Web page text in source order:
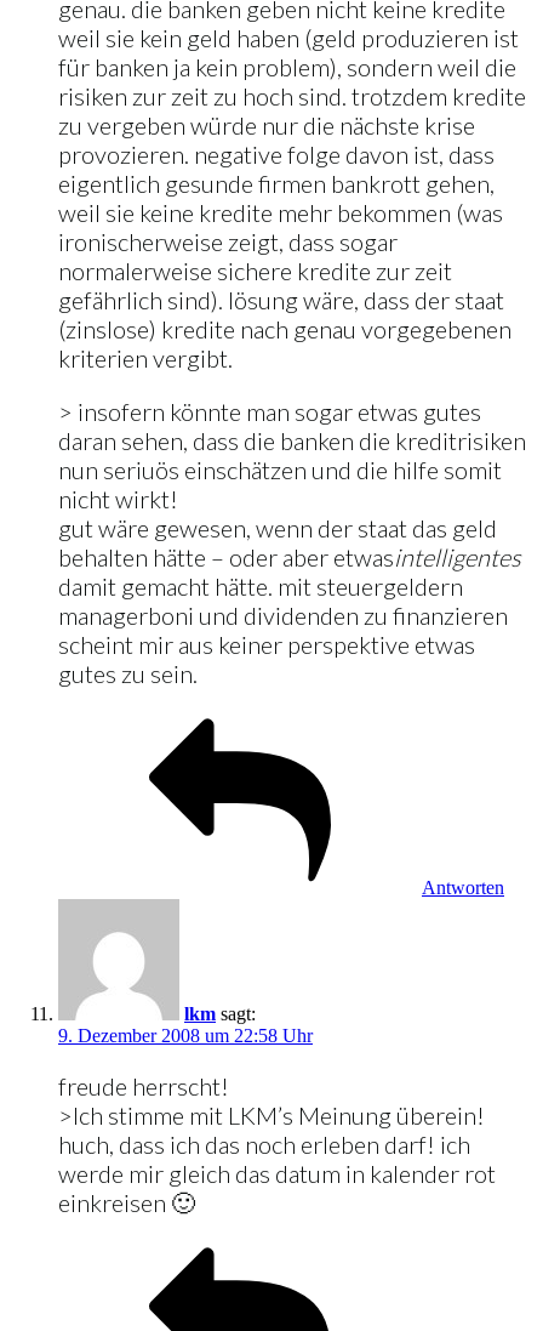
genau. die banken geben nicht keine kredite
weil sie kein geld haben (geld produzieren ist
für banken ja kein problem), sondern weil die
risiken zur zeit zu hoch sind. trotzdem kredite
zu vergeben würde nur die nächste krise
provozieren. negative folge davon ist, dass
eigentlich gesunde firmen bankrott gehen,
weil sie keine kredite mehr bekommen (was
ironischerweise zeigt, dass sogar
normalerweise sichere kredite zur zeit
gefährlich sind). lösung wäre, dass der staat
(zinslose) kredite nach genau vorgegebenen
kriterien vergibt.
> insofern könnte man sogar etwas gutes
daran sehen, dass die banken die kreditrisiken
nun seriuös einschätzen und die hilfe somit
nicht wirkt!
gut wäre gewesen, wenn der staat das geld
behalten hätte – oder aber etwasintelligentes
damit gemacht hätte. mit steuergeldern
managerboni und dividenden zu finanzieren
scheint mir aus keiner perspektive etwas
gutes zu sein.
Antworten
lkm sagt:
9. Dezember 2008 um 22:58 Uhr
freude herrscht!
>Ich stimme mit LKM’s Meinung überein!
huch, dass ich das noch erleben darf! ich
werde mir gleich das datum in kalender rot
einkreisen 🙂